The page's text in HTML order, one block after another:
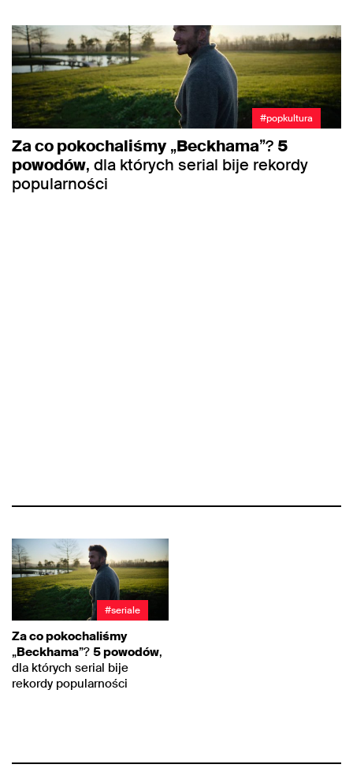
#popkultura
Za co pokochaliśmy „Beckhama”? 5
powodów, dla których serial bije rekordy
popularności
#seriale
Za co pokochaliśmy
„Beckhama”? 5 powodów,
dla których serial bije
rekordy popularności